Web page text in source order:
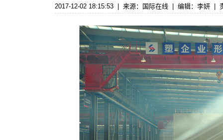
2017-12-02 18:15:53 来源：国际在线 编辑：李妍